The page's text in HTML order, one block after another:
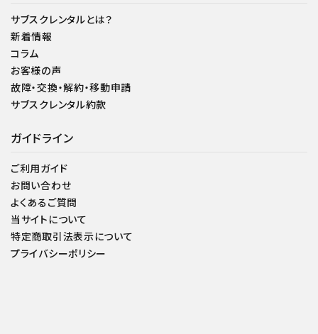
サブスクレンタルとは？
新着情報
コラム
お客様の声
故障・交換・解約・移動申請
サブスクレンタル約款
ガイドライン
ご利用ガイド
お問い合わせ
よくあるご質問
当サイトについて
特定商取引法表示について
プライバシーポリシー